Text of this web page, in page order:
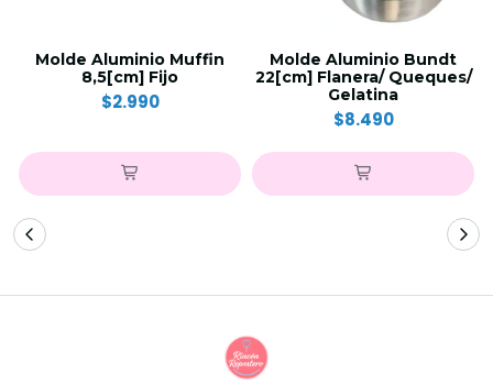
Molde Aluminio Muffin
8,5[cm] Fijo
$2.990
Molde Aluminio Bundt
22[cm] Flanera/ Queques/
Gelatina
$8.490